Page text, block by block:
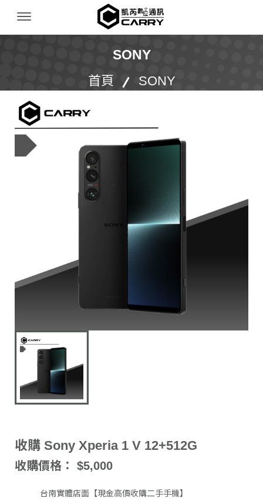
凱芮數位通訊｜iPhone 收購｜二手機買賣
SONY
首頁 SONY
收購 Sony Xperia 1 V 12+512G
收購價格： $5,000
台南實體店面【現金高價收購二手手機】